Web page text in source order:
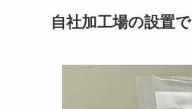
自社加工場の設置で